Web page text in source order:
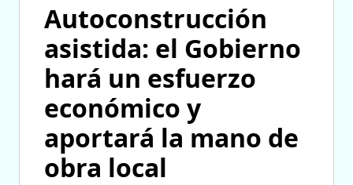
Autoconstrucción
asistida: el Gobierno
hará un esfuerzo
económico y
aportará la mano de
obra local